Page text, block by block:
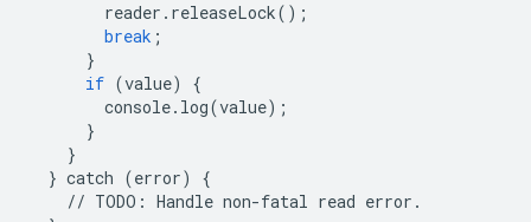
reader . releaseLock();
break ;
}
if (value)
{
console. log(value);
}
}
} catch (error)
{
// TODO : Handle non-fatal read error .